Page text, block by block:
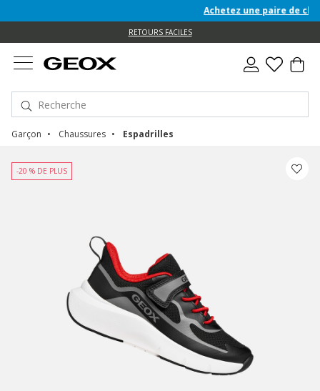
Achetez une paire de
RETOURS FACILES
Garçon Chaussures Espadrilles
-20 % DE PLUS